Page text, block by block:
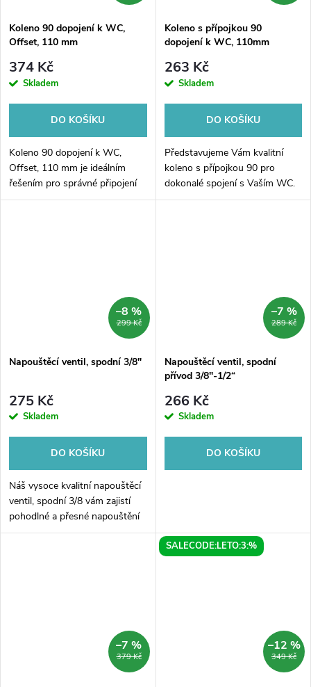
Koleno 90 dopojení k WC,
Offset, 110 mm
374 Kč
Skladem
DO KOŠÍKU
Koleno 90 dopojení k WC,
Offset, 110 mm je ideálním
řešením pro správné připojení
WC k odpadnímu potrubí. Díky
Koleno s přípojkou 90
dopojení k WC, 110mm
263 Kč
Skladem
DO KOŠÍKU
Představujeme Vám kvalitní
koleno s přípojkou 90 pro
dokonalé spojení s Vaším WC.
Díky svému univerzálnímu
299 Kč
–8 %
Napouštěcí ventil, spodní 3/8"
275 Kč
Skladem
DO KOŠÍKU
Náš vysoce kvalitní napouštěcí
ventil, spodní 3/8 vám zajistí
pohodlné a přesné napouštění
vody. Jeho spodní umístění
289 Kč
–7 %
Napouštěcí ventil, spodní
přívod 3/8"-1/2“
266 Kč
Skladem
DO KOŠÍKU
379 Kč
–7 %
SALECODE:LETO:3:%
349 Kč
–12 %